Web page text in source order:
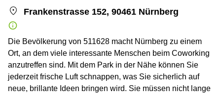
Frankenstrasse 152, 90461 Nürnberg
Die Bevölkerung von 511628 macht Nürnberg zu einem
Ort, an dem viele interessante Menschen beim Coworking
anzutreffen sind. Mit dem Park in der Nähe können Sie
jederzeit frische Luft schnappen, was Sie sicherlich auf
neue, brillante Ideen bringen wird. Sie müssen nicht lange